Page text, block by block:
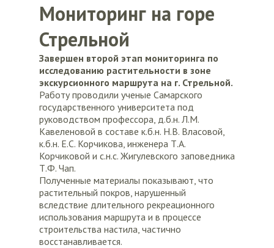
Мониторинг на горе
Стрельной
Завершен второй этап мониторинга по
исследованию растительности в зоне
экскурсионного маршрута на г. Стрельной.
Работу проводили ученые Самарского
государственного университета под
руководством профессора, д.б.н. Л.М.
Кавеленовой в составе к.б.н. Н.В. Власовой,
к.б.н. Е.С. Корчикова, инженера Т.А.
Корчиковой и с.н.с. Жигулевского заповедника
Т.Ф. Чап.
Полученные материалы показывают, что
растительный покров, нарушенный
вследствие длительного рекреационного
использования маршрута и в процессе
строительства настила, частично
восстанавливается.